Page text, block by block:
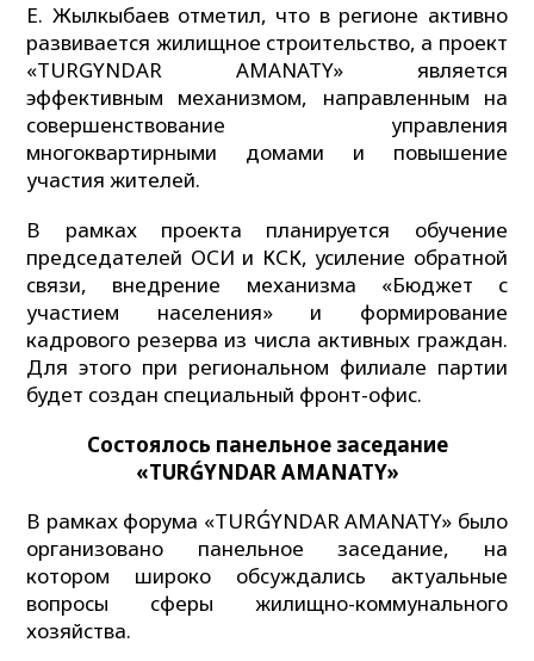
Е. Жылкыбаев отметил, что в регионе активно
развивается жилищное строительство, а проект
«TURGYNDAR AMANATY» является
эффективным механизмом, направленным на
совершенствование управления
многоквартирными домами и повышение
участия жителей.
В рамках проекта планируется обучение
председателей ОСИ и КСК, усиление обратной
связи, внедрение механизма «Бюджет с
участием населения» и формирование
кадрового резерва из числа активных граждан.
Для этого при региональном филиале партии
будет создан специальный фронт-офис.
Состоялось панельное заседание
«TURǴYNDAR AMANATY»
В рамках форума «TURǴYNDAR AMANATY» было
организовано панельное заседание, на
котором широко обсуждались актуальные
вопросы сферы жилищно-коммунального
хозяйства.